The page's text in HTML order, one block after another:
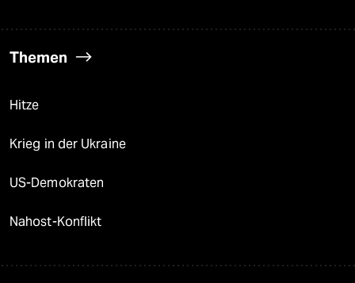
Themen
Hitze
Krieg in der Ukraine
US-Demokraten
Nahost-Konflikt